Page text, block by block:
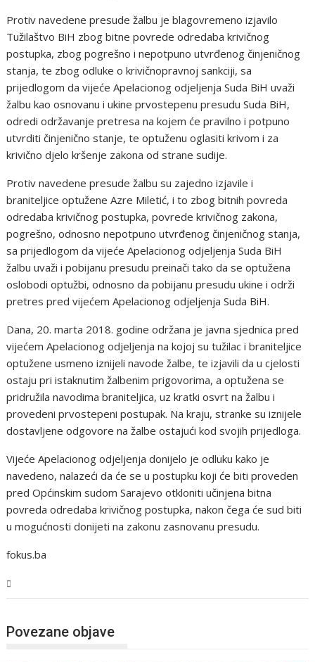
Protiv navedene presude žalbu je blagovremeno izjavilo
Tužilaštvo BiH zbog bitne povrede odredaba krivičnog
postupka, zbog pogrešno i nepotpuno utvrđenog činjeničnog
stanja, te zbog odluke o krivičnopravnoj sankciji, sa
prijedlogom da vijeće Apelacionog odjeljenja Suda BiH uvaži
žalbu kao osnovanu i ukine prvostepenu presudu Suda BiH,
odredi održavanje pretresa na kojem će pravilno i potpuno
utvrditi činjenično stanje, te optuženu oglasiti krivom i za
krivično djelo kršenje zakona od strane sudije.
Protiv navedene presude žalbu su zajedno izjavile i
braniteljice optužene Azre Miletić, i to zbog bitnih povreda
odredaba krivičnog postupka, povrede krivičnog zakona,
pogrešno, odnosno nepotpuno utvrđenog činjeničnog stanja,
sa prijedlogom da vijeće Apelacionog odjeljenja Suda BiH
žalbu uvaži i pobijanu presudu preinači tako da se optužena
oslobodi optužbi, odnosno da pobijanu presudu ukine i održi
pretres pred vijećem Apelacionog odjeljenja Suda BiH.
Dana, 20. marta 2018. godine održana je javna sjednica pred
vijećem Apelacionog odjeljenja na kojoj su tužilac i braniteljice
optužene usmeno iznijeli navode žalbe, te izjavili da u cjelosti
ostaju pri istaknutim žalbenim prigovorima, a optužena se
pridružila navodima braniteljica, uz kratki osvrt na žalbu i
provedeni prvostepeni postupak. Na kraju, stranke su iznijele
dostavljene odgovore na žalbe ostajući kod svojih prijedloga.
Vijeće Apelacionog odjeljenja donijelo je odluku kako je
navedeno, nalazeći da će se u postupku koji će biti proveden
pred Općinskim sudom Sarajevo otkloniti učinjena bitna
povreda odredaba krivičnog postupka, nakon čega će sud biti
u mogućnosti donijeti na zakonu zasnovanu presudu.
fokus.ba
Povezane objave